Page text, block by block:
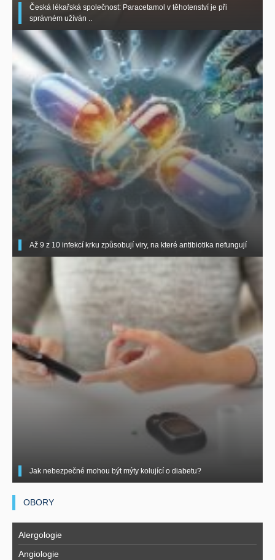
Česká lékařská společnost: Paracetamol v těhotenství je při
správném užíván ..
Až 9 z 10 infekcí krku způsobují viry, na které antibiotika nefungují
Jak nebezpečné mohou být mýty kolující o diabetu?
OBORY
Alergologie
Angiologie